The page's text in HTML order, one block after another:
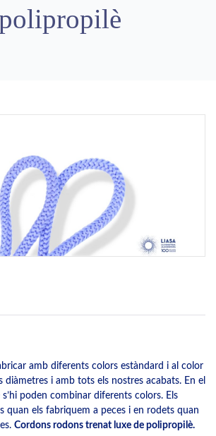
amb diferents colors estàndard i al color
diàmetres i amb tots els nostres acabats. En el
poden combinar diferents colors. Els
quan els fabriquem a peces i en rodets quan
Cordons rodons trenat luxe de polipropilè.